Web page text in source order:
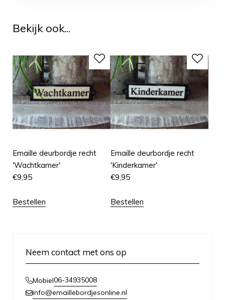
Bekijk ook...
Emaille deurbordje recht
'Wachtkamer'
€9,95
Bestellen
Emaille deurbordje recht
'Kinderkamer'
€9,95
Bestellen
Neem contact met ons op
Mobiel06-34935008
info@emaillebordjesonline.nl